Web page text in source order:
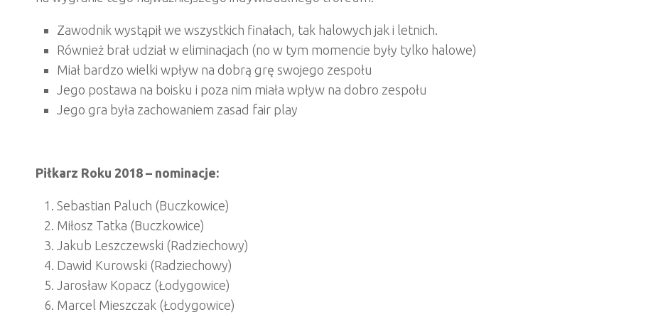
Zawodnik wystąpił we wszystkich finałach, tak halowych jak i letnich.
Również brał udział w eliminacjach (no w tym momencie były tylko halowe)
Miał bardzo wielki wpływ na dobrą grę swojego zespołu
Jego postawa na boisku i poza nim miała wpływ na dobro zespołu
Jego gra była zachowaniem zasad fair play
Piłkarz Roku 2018 – nominacje:
Sebastian Paluch (Buczkowice)
Miłosz Tatka (Buczkowice)
Jakub Leszczewski (Radziechowy)
Dawid Kurowski (Radziechowy)
Jarosław Kopacz (Łodygowice)
Marcel Mieszczak (Łodygowice)